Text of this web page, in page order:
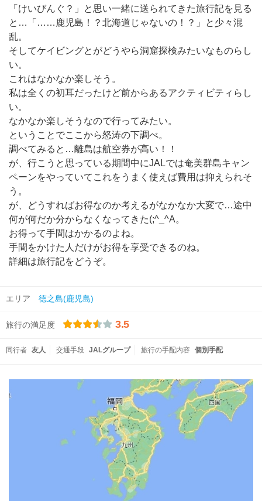
「けいびんぐ？」と思い一緒に送られてきた旅行記を見る
と…「……鹿児島！？北海道じゃないの！？」と少々混
乱。
そしてケイビングとがどうやら洞窟探検みたいなものらし
い。
これはなかなか楽しそう。
私は全くの初耳だったけど前からあるアクティビティらし
い。
なかなか楽しそうなので行ってみたい。
ということでここから怒涛の下調べ。
調べてみると…離島は航空券が高い！！
が、行こうと思っている期間中にJALでは奄美群島キャン
ペーンをやっていてこれをうまく使えば費用は抑えられそ
う。
が、どうすればお得なのか考えるがなかなか大変で…途中
何が何だか分からなくなってきた(;^_^A。
お得って手間はかかるのよね。
手間をかけた人だけがお得を享受できるのね。
詳細は旅行記をどうぞ。
エリア 徳之島(鹿児島)
旅行の満足度 3.5
同行者 友人 交通手段 JALグループ 旅行の手配内容 個別手配